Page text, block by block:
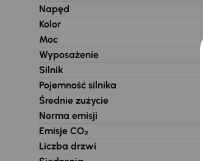
Napęd
Kolor
Moc
Wyposażenie
Silnik
Pojemność silnika
Średnie zużycie
Norma emisji
Emisje CO₂
Liczba drzwi